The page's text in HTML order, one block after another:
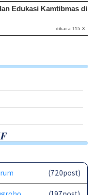
Edukasi Kamtibmas di
dibaca 115 X
(720post)